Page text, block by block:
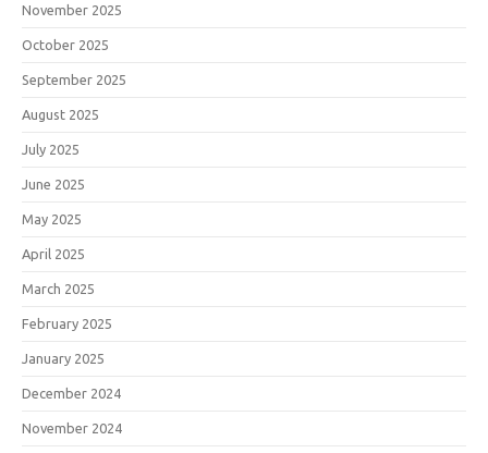
November 2025
October 2025
September 2025
August 2025
July 2025
June 2025
May 2025
April 2025
March 2025
February 2025
January 2025
December 2024
November 2024